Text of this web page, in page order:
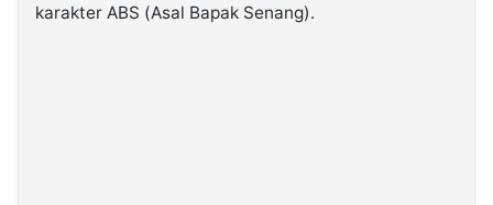
karakter ABS (Asal Bapak Senang).